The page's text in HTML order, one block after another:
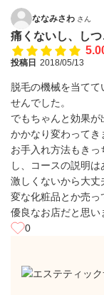
ななみさわ さん
痛くないし、し
投稿日 2018/05/13
脱毛の機械を当て
せんでした。
でもちゃんと効果
かかなり変わってき
お手入れ方法もき
し、コースの説明
激しくないから大丈
変な化粧品とか売っ
優良なお店だと思い
0